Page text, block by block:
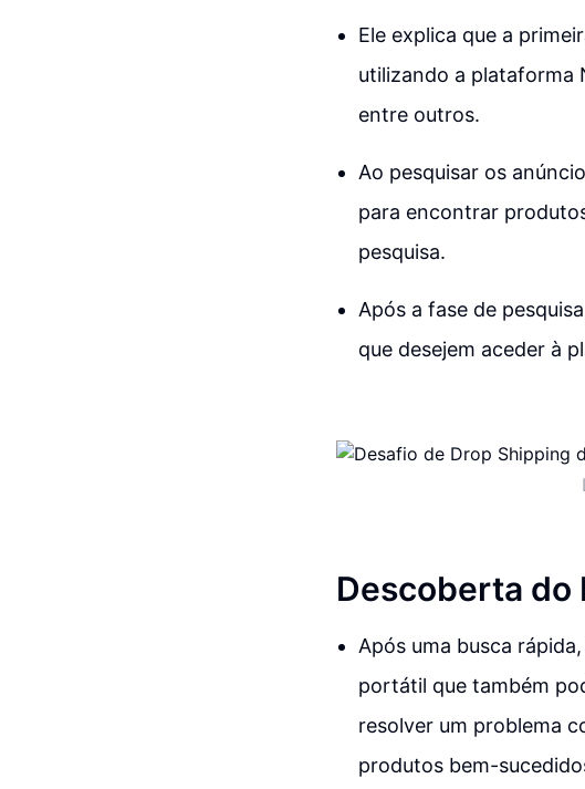
Ele explica que a
utilizando a plataforma
entre outros.
Ao pesquisar os
para encontrar
pesquisa.
Após a fase de
que desejem aceder à
Descoberta do
Após uma busca
portátil que também
resolver um problema
produtos bem-